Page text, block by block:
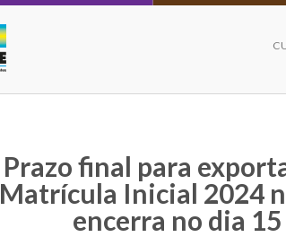
Prazo final para
Matrícula Inicial 2024
encerra no dia